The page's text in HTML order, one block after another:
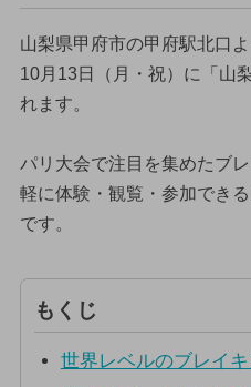
山梨県甲府市の甲府駅北口
10月13日（月・祝）に「山
れます。
パリ大会で注目を集めたブ
軽に体験・観覧・参加でき
です。
もくじ
世界レベルのブレイ